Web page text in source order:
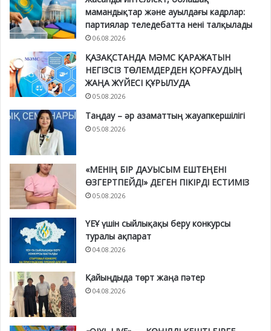
мамандықтар және ауылдағы кадрлар:
партиялар теледебатта нені талқылады
06.08.2026
ҚАЗАҚСТАНДА МӘМС ҚАРАЖАТЫН
НЕГІЗСІЗ ТӨЛЕМДЕРДЕН ҚОРҒАУДЫҢ
ЖАҢА ЖҮЙЕСІ ҚҰРЫЛУДА
05.08.2026
Таңдау – әр азаматтың жауапкершілігі
05.08.2026
«МЕНІҢ БІР ДАУЫСЫМ ЕШТЕҢЕНІ
ӨЗГЕРТПЕЙДІ» ДЕГЕН ПІКІРДІ ЕСТИМІЗ
05.08.2026
ҮЕҰ үшін сыйлықақы беру конкурсы
туралы ақпарат
04.08.2026
Қайыңдыда төрт жаңа пәтер
04.08.2026